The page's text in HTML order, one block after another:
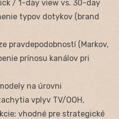
/ 1-day view vs. 30-day
typov dotykov (brand
pravdepodobností (Markov,
prínosu kanálov pri
na úrovni
vplyv TV/OOH,
vhodné pre strategické